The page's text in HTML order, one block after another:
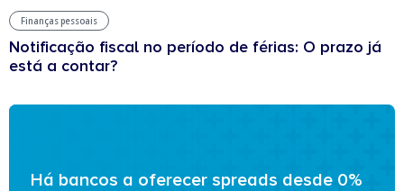
Finanças pessoais
Notificação fiscal no período de férias: O prazo já
está a contar?
Há bancos a oferecer spreads desde 0%